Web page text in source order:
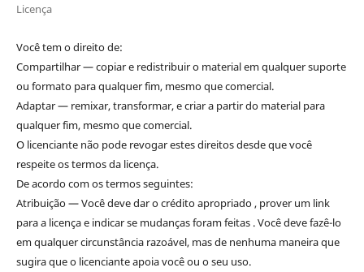
Licença
Você tem o direito de:
Compartilhar — copiar e redistribuir o material em qualquer suporte
ou formato para qualquer fim, mesmo que comercial.
Adaptar — remixar, transformar, e criar a partir do material para
qualquer fim, mesmo que comercial.
O licenciante não pode revogar estes direitos desde que você
respeite os termos da licença.
De acordo com os termos seguintes:
Atribuição — Você deve dar o crédito apropriado , prover um link
para a licença e indicar se mudanças foram feitas . Você deve fazê-lo
em qualquer circunstância razoável, mas de nenhuma maneira que
sugira que o licenciante apoia você ou o seu uso.